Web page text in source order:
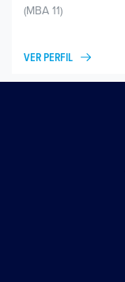
(MBA 11)
VER PERFIL